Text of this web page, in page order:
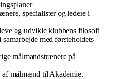
specialister og ledere i
og udvikle klubbens filosofi
med førsteholdets
målmandstrænere på
af målmænd til Akademiet